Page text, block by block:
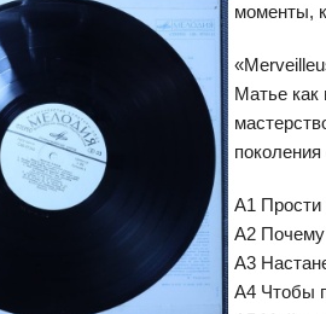
моменты,
Матье как
A1 Прости
A2
A3
A4 Чтобы